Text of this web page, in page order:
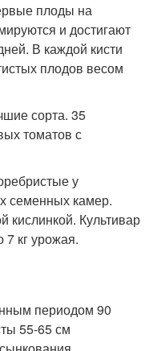
плоды на
и достигают
В каждой кисти
плодов весом
у
семенных камер.
кислинкой. Культивар
7 кг урожая.
периодом 90
55-65 см